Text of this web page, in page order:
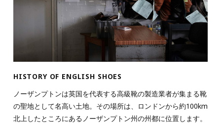
HISTORY OF ENGLISH SHOES
ノーザンプトンは英国を代表する高級靴の製造業者が集まる靴
の聖地として名高い土地。その場所は、ロンドンから約100km
北上したところにあるノーザンプトン州の州都に位置します。